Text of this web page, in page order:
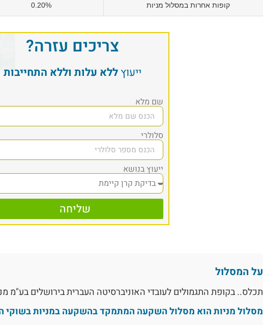
קופות אחרות במסלול מניות 0.20%
צריכים עזרה?
ייעוץללא עלות וללא התחייבות
שם מלא
סלולרי
ייעוץ בנושא
שליחה
על המסלול
תכלס.. בקופת התגמולים לעובדי האוניברסיטה העברית בירושלים בע"מ
מסלול מניות הוא מסלול השקעה המתמקד בהשקעה במניות בשוקי